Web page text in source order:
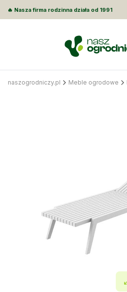
🔥 Nasza firma rodzinna działa od 1991
naszogrodniczy.pl Meble ogrodowe